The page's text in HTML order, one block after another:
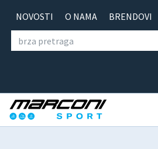
NOVOSTI O NAMA BRENDOVI